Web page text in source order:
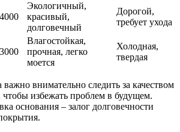
Экологичный,
красивый,
долговечный
Дорогой,
требует ухода
Влагостойкая,
прочная, легко
моется
Холодная,
твердая
внимательно следить за качеством
избежать проблем в будущем.
основания – залог долговечности